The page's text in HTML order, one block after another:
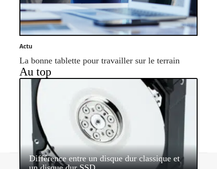
Actu
La bonne tablette pour travailler sur le terrain
Au top
Différence entre un disque dur classique et
Contact Mentions légales Sitemap